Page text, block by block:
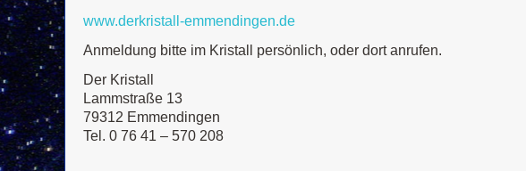
www.derkristall-emmendingen.de
Anmeldung bitte im Kristall persönlich, oder dort anrufen.
Der Kristall
Lammstraße 13
79312 Emmendingen
Tel. 0 76 41 – 570 208